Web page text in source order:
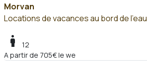
Morvan
Locations de vacances au bord de l'eau
boy
12
A partir de 705€ le we